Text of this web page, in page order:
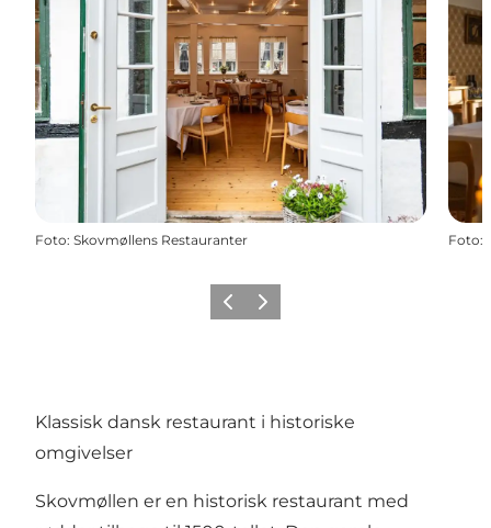
Foto: Skovmøllens Restauranter Foto:
ForrigeNæste
Klassisk dansk restaurant i historiske
omgivelser
Skovmøllen er en historisk restaurant med